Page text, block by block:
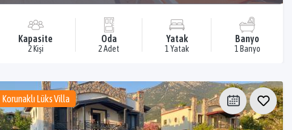
Kapasite
2 Kişi
Oda
2 Adet
Yatak
1 Yatak
Banyo
1 Banyo
Korunaklı Lüks Villa